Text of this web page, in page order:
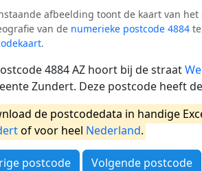
afbeelding toont de kaart van
van de numerieke postcode 4884
.
4884 AZ hoort bij de straat
Zundert. Deze postcode heeft
de postcodedata in handige
of voor heel Nederland.
postcode Volgende postcode